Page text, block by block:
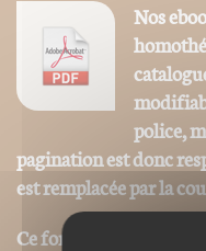
Nos
police,
pagination est donc
est remplacée par la
Ce format peut être lu